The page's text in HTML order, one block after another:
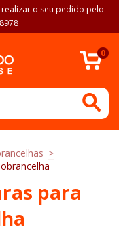
o seu pedido pelo
0
>
para